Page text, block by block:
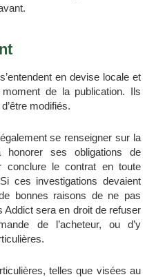
en devise locale et
de la publication. Ils
modifiés.
se renseigner sur la
honorer ses obligations de
conclure le contrat en toute
ces investigations devaient
bonnes raisons de ne pas
Addict sera en droit de refuser
de l’acheteur, ou d’y
telles que visées au